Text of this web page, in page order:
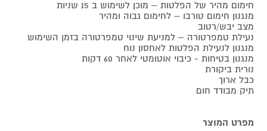
חימום מהיר של הפלטות – מוכן לשימוש ב 15 שניות
מנגנון חימום טורבו – לחימום גבוה ומהיר
מצב יבש/רטוב
נעילת טמפרטורה – למניעת שינוי טמפרטורה בזמן השימוש
מנגנון לנעילת הפלטות לאחסון נוח
מנגנון בטיחות - כיבוי אוטומטי לאחר 60 דקות
נורית ביקורת
כבל ארוך
תיק מבודד חום
מפרט המוצר